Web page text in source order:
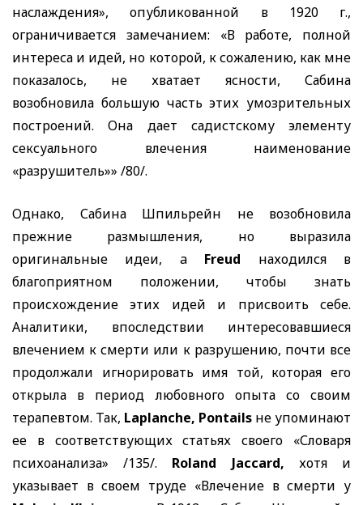
наслаждения», опубликованной в 1920 г.,
ограничивается замечанием: «В работе, полной
интереса и идей, но которой, к сожалению, как мне
показалось, не хватает ясности, Сабина
возобновила большую часть этих умозрительных
построений. Она дает садистскому элементу
сексуального влечения наименование
«разрушитель»» /80/.
Однако, Сабина Шпильрейн не возобновила
прежние размышления, но выразила
оригинальные идеи, a Freud
находился в
благоприятном положении, чтобы знать
происхождение этих идей и присвоить себе.
Аналитики, впоследствии интересовавшиеся
влечением к смерти или к разрушению, почти все
продолжали игнорировать имя той, которая его
открыла в период любовного опыта со своим
терапевтом. Так, Laplanche, Pontails не упоминают
ее в соответствующих статьях своего «Словаря
психоанализа» /135/. Roland Jaccard, хотя и
указывает в своем труде «Влечение в смерти у